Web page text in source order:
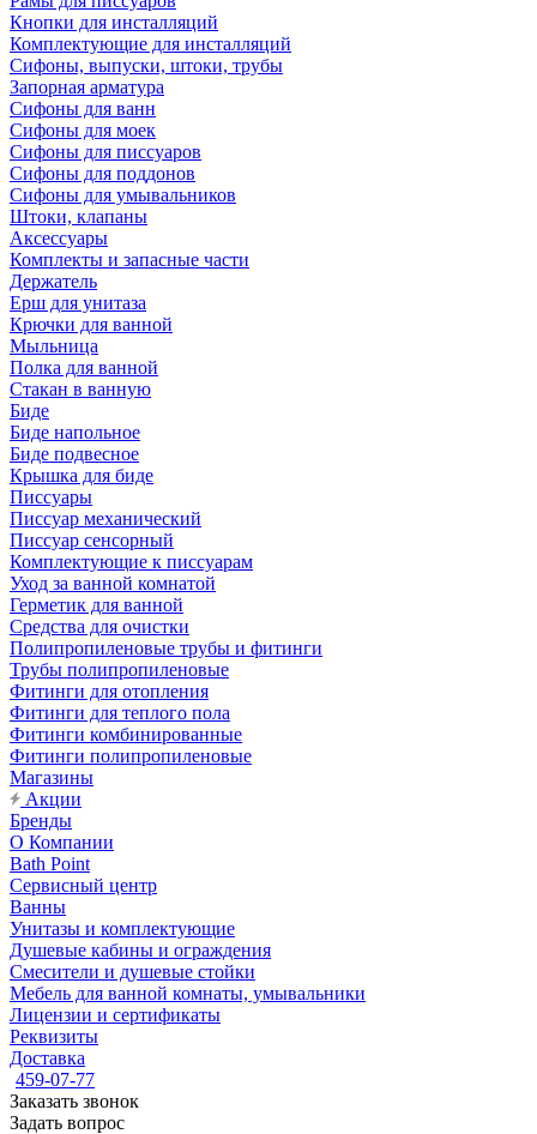
Кнопки для инсталляций
Комплектующие для инсталляций
Сифоны, выпуски, штоки, трубы
Запорная арматура
Сифоны для ванн
Сифоны для моек
Сифоны для писсуаров
Сифоны для поддонов
Сифоны для умывальников
Штоки, клапаны
Аксессуары
Комплекты и запасные части
Держатель
Ерш для унитаза
Крючки для ванной
Мыльница
Полка для ванной
Стакан в ванную
Биде
Биде напольное
Биде подвесное
Крышка для биде
Писсуары
Писсуар механический
Писсуар сенсорный
Комплектующие к писсуарам
Уход за ванной комнатой
Герметик для ванной
Средства для очистки
Полипропиленовые трубы и фитинги
Трубы полипропиленовые
Фитинги для отопления
Фитинги для теплого пола
Фитинги комбинированные
Фитинги полипропиленовые
Магазины
Акции
Бренды
О Компании
Bath Point
Сервисный центр
Ванны
Унитазы и комплектующие
Душевые кабины и ограждения
Смесители и душевые стойки
Мебель для ванной комнаты, умывальники
Лицензии и сертификаты
Реквизиты
Доставка
459-07-77
Заказать звонок
Задать вопрос